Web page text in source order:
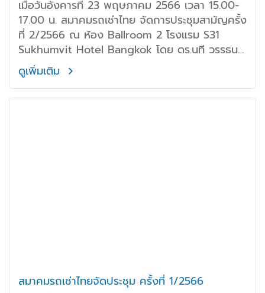
เมื่อวันอังคารที่ 23 พฤษภาคม 2566 เวลา 15.00-
17.00 น. สมาคมรถเช่าไทย จัดการประชุมสามัญครั้ง
ที่ 2/2566 ณ ห้อง Ballroom 2 โรงแรม S31
Sukhumvit Hotel Bangkok โดย ดร.นที วรรธนะ
โกวินท์ นายกสมาคม คุณพรนิฤทธิ์ เลิศธีรพงศ์
กรรมการเหรัญญิกสมาคม พร้อมด้วยสมาชิก เข้า
ร่วมประชุมกันอย่างพร้อมเพรียง
ดูเพิ่มเติม
สมาคมรถเช่าไทยจัดประชุม ครั้งที่ 1/2566